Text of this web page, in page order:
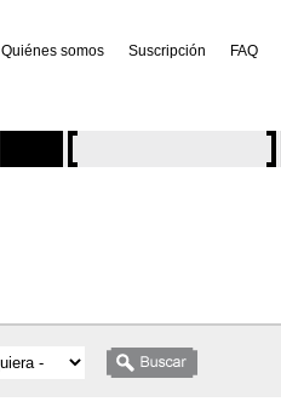
Quiénes somos Suscripción FAQ